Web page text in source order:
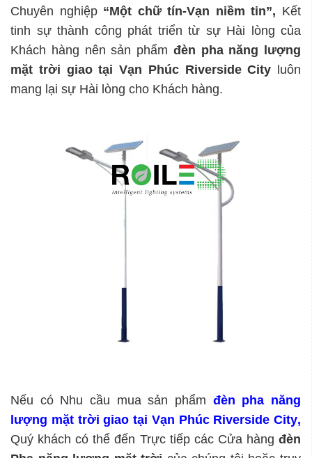
Chuyên nghiệp “Một chữ tín-Vạn niềm tin”, Kết
tinh sự thành công phát triển từ sự Hài lòng của
Khách hàng nên sản phẩm đèn pha năng lượng
mặt trời giao tại Vạn Phúc Riverside City
luôn
mang lại sự Hài lòng cho Khách hàng.
Nếu có Nhu cầu mua sản phẩm đèn pha năng
lượng mặt trời giao tại Vạn Phúc Riverside City,
Quý khách có thể đến Trực tiếp các Cửa hàng đèn